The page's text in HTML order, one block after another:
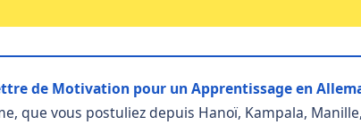
de Motivation pour un Apprentissage en
que vous postuliez depuis Hanoï, Kampala,